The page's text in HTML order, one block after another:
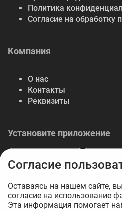
Политика
Согласие на обработку
Компания
О нас
Контакты
Реквизиты
Установите приложение
© 2026 Либерте — весь
Согласие
Оставаясь на нашем сайте,
согласие на использование
Эта информация помогает